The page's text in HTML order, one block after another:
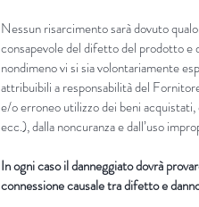
Nessun risarcimento sarà dovuto
consapevole del difetto del prodotto e
nondimeno vi si sia volontariamente
attribuibili a responsabilità del
e/o erroneo utilizzo dei beni
ecc.), dalla noncuranza e dall’uso
In ogni caso il danneggiato dovrà
connessione causale tra difetto e